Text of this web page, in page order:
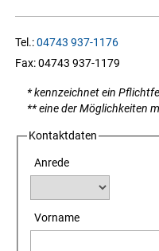
Tel.:04743 937-1176
Fax:04743 937-1179
* kennzeichnet ein
** eine der Möglichkeiten
Kontaktdaten
Anrede
Vorname